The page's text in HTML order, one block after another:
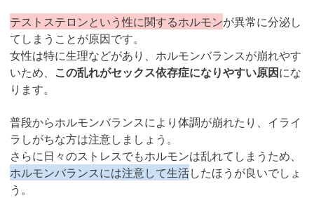
テストステロンという性に関するホルモンが異常に分泌し
てしまうことが原因です。
女性は特に生理などがあり、ホルモンバランスが崩れやす
いため、 この乱れがセックス依存症になりやすい原因にな
ります。
普段からホルモンバランスにより体調が崩れたり、イライ
ラしがちな方は注意しましょう。
さらに日々のストレスでもホルモンは乱れてしまうため、
ホルモンバランスには注意して生活したほうが良いでしょ
う。